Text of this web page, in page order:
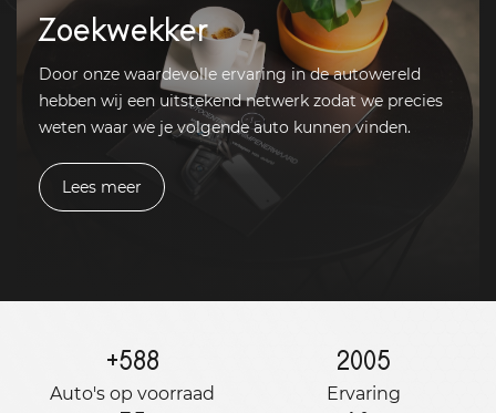
Zoekwekker
Door onze waardevolle ervaring in de autowereld
hebben wij een uitstekend netwerk zodat we precies
weten waar we je volgende auto kunnen vinden.
Lees meer
+588
Auto's op voorraad
2005
Ervaring